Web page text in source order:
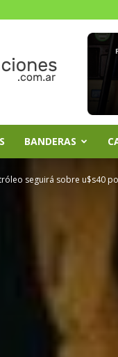
BANDERAS
seguirá sobre u$s40